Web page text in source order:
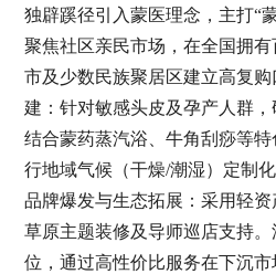
独辟蹊径引入蒙医理念，主打“
聚焦社区亲民市场，在全国拥
市及少数民族聚居区建立高复
建：针对敏感头皮及孕产人群，
结合蒙药蒸汽浴、牛角刮痧等
行地域气候（干燥/潮湿）定制
品牌爆发与生态拓展：采用轻
草原主题装修及导师巡店支持。
位，通过高性价比服务在下沉